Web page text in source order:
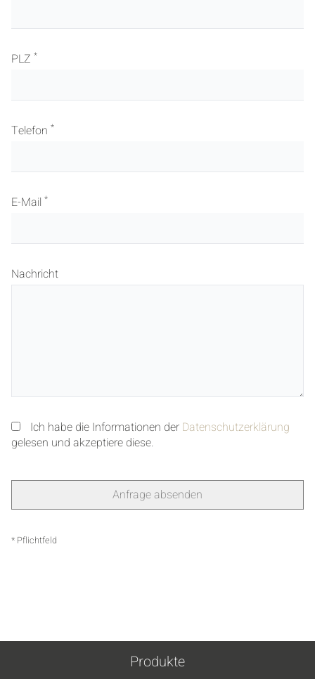
PLZ *
Telefon *
E-Mail *
Nachricht
Ich habe die Informationen der Datenschutzerklärung
gelesen und akzeptiere diese.
* Pflichtfeld
Produkte